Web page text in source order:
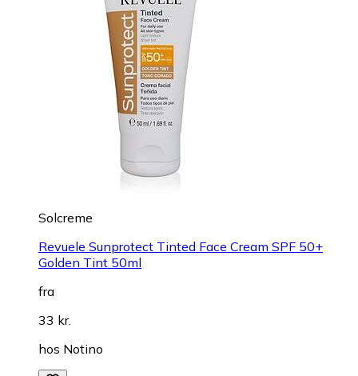
Solcreme
Revuele Sunprotect Tinted Face Cream SPF 50+
Golden Tint 50ml
fra
33 kr.
hos Notino